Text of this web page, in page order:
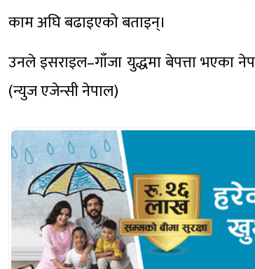
काम अघि बढाइएको बताइन्।
उनले इसराइल–गाँजा युद्धमा बेपत्ता भएका
(न्युज एजेन्सी नेपाल)